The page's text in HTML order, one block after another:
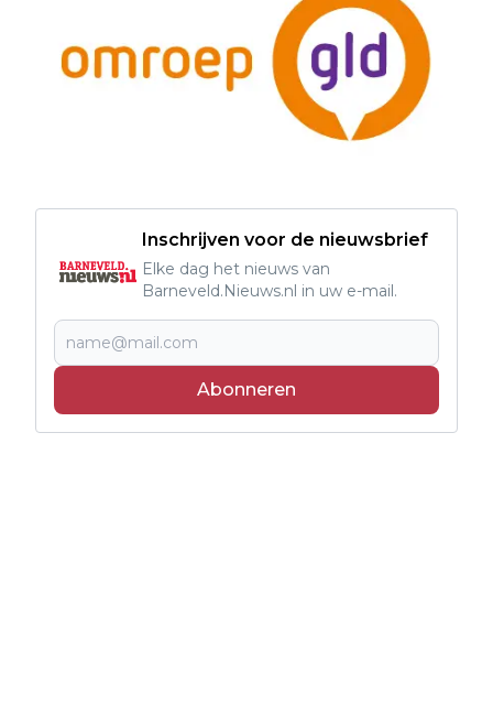
Inschrijven voor de nieuwsbrief
Elke dag het nieuws van
Barneveld.Nieuws.nl in uw e-mail.
Abonneren